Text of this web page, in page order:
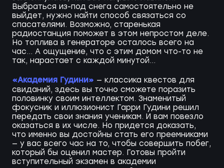
Выбраться из-под снега самостоятельно не
выйдет, нужно найти способ связаться со
спасателями. Возможно, старенькая
радиостанция поможет в этом непростом деле.
Но топлива в генераторе осталось всего на
час... А ощущение, что с этим домом что-то не
так, нарастает с каждой минутой...
«Академия Гудини» — классика квестов для
свиданий, здесь вы точно сможете поразить
половинку своим интеллектом. Знаменитый
фокусник и иллюзионист Гарри Гудини решил
передать свои знания ученикам. И вам повезло
оказаться в их числе. Но придется доказать,
что именно вы достойны стать его преемниками
— у вас всего час на то, чтобы совершить побег,
который бы оценил мастер. Готовы пройти
вступительный экзамен в академии